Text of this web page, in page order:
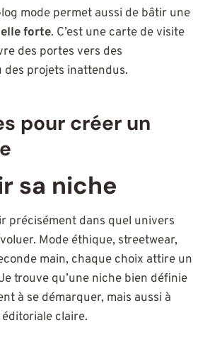
mode permet aussi de bâtir une
forte. C’est une carte de visite
des portes vers des
des projets inattendus.
pour créer un
sa niche
précisément dans quel univers
Mode éthique, streetwear,
main, chaque choix attire un
trouve qu’une niche bien définie
à se démarquer, mais aussi à
claire.